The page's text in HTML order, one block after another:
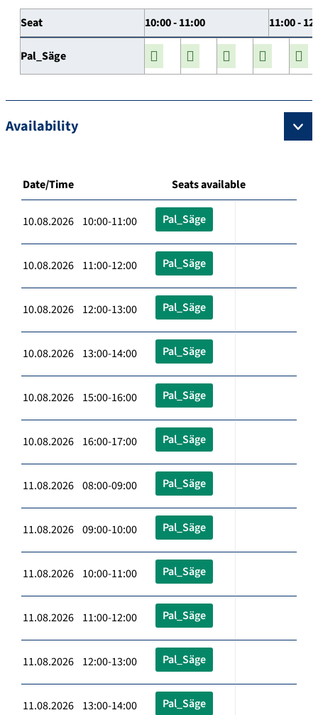
Seat 10:00 - 11:00 11:00 -
Pal_Säge
Availability
Date/Time Seats available
10.08.2026 10:00-11:00 Pal_Säge
10.08.2026 11:00-12:00 Pal_Säge
10.08.2026 12:00-13:00 Pal_Säge
10.08.2026 13:00-14:00 Pal_Säge
10.08.2026 15:00-16:00 Pal_Säge
10.08.2026 16:00-17:00 Pal_Säge
11.08.2026 08:00-09:00 Pal_Säge
11.08.2026 09:00-10:00 Pal_Säge
11.08.2026 10:00-11:00 Pal_Säge
11.08.2026 11:00-12:00 Pal_Säge
11.08.2026 12:00-13:00 Pal_Säge
11.08.2026 13:00-14:00 Pal_Säge